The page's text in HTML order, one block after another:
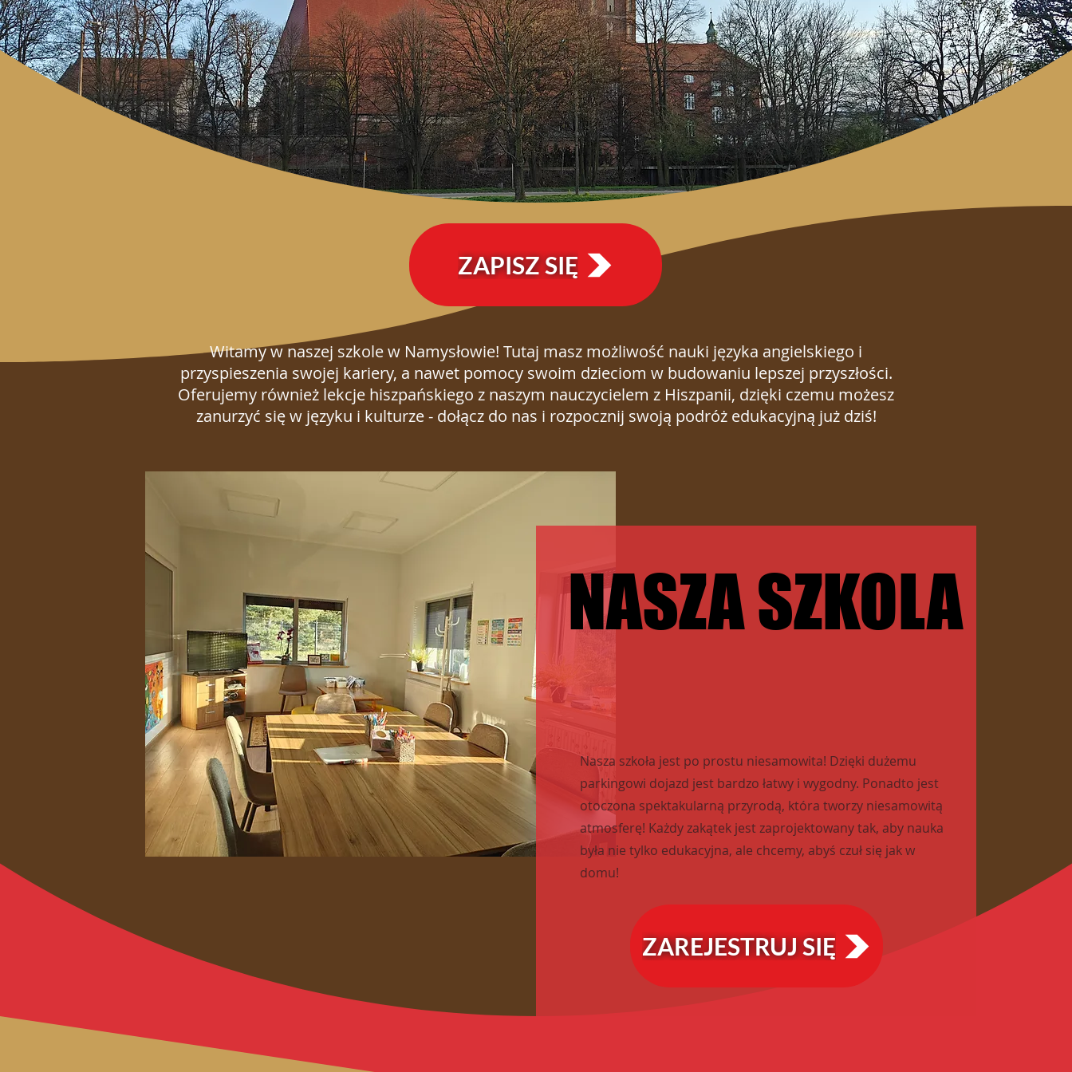
ZAPISZ SIĘ
Witamy w naszej szkole w Namysłowie! Tutaj masz możliwość nauki języka angielskiego i
przyspieszenia swojej kariery, a nawet pomocy swoim dzieciom w budowaniu lepszej przyszłości.
Oferujemy również lekcje hiszpańskiego z naszym nauczycielem z Hiszpanii, dzięki czemu możesz
zanurzyć się w języku i kulturze - dołącz do nas i rozpocznij swoją podróż edukacyjną już dziś!
nasza szkola
nasza szkola
NASZA SZKOLA
NASZA SZKOLA
Nasza szkoła jest po prostu niesamowita! Dzięki dużemu
parkingowi dojazd jest bardzo łatwy i wygodny. Ponadto jest
otoczona spektakularną przyrodą, która tworzy niesamowitą
atmosferę! Każdy zakątek jest zaprojektowany tak, aby nauka
była nie tylko edukacyjna, ale chcemy, abyś czuł się jak w
domu!
ZAREJESTRUJ SIĘ